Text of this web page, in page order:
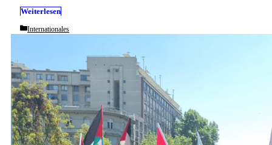
Weiterlesen
Categories
Internationales